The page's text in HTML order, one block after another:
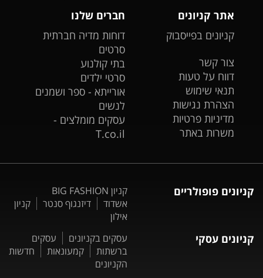
אתר קניונים
קניונים בפייסבוק
צור קשר
דווח על טעות
תנאי שימוש
הצהרת נגישות
מדיניות פרטיות
משרות באתר
חברים שלנו
דוחות מדיה חברתית
סרטים
בתי קולנוע
סרטי ילדים
אורייתא - ספר ושמנים
לנשים
עסקים מומלצים -
T.co.il
קניונים פופולריים
קניון BIG FASHION
אשדוד
דיזנגוף סנטר
קניון
אילון
קניונים עסקי עסקים בקניונים
עסקים
ברשתות
קמעונאות
חדשות
הקניונים